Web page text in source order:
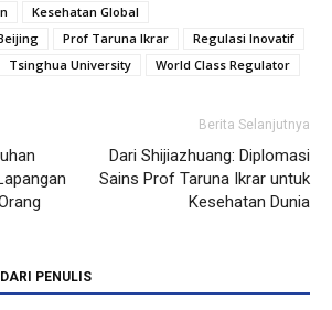
Kesehatan Global
Prof Taruna Ikrar
Regulasi Inovatif
Tsinghua University World Class Regulator
Berita Selanjutnya
Dari Shijiazhuang: Diplomasi
Sains Prof Taruna Ikrar untuk
Kesehatan Dunia
DARI PENULIS